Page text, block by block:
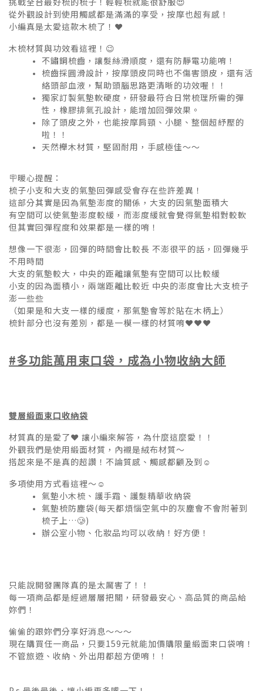
從外觀設計到使用觸感都是滿滿的享受，按摩也超有感！
小編真是太愛這款木梳了！❤️
木梳材質與功效看這裡！😉
不鏽鋼梳齒，讓髮絲滑順度，還有防靜電功能唷！
梳齒採圓滑設計，按摩頭皮同時也不傷害頭皮，還有活
絡頭部血液，幫助頭腦思路更清晰的功效喔！！
獨家訂製氣墊軟硬度，研發最符合日常梳理所需的彈
性，橡膠排氣孔設計，能增加回彈效果。
除了頭皮之外，也能按摩肩頸、小腿、整個超紓壓的
啦！！
天然櫸木材質，堅固耐用，手感極佳～～
🪧暖心提醒：
梳子小支和大支的氣墊回彈感受會存在些許差異！
這部分其實是因為氣墊澎度的關係，大支的因氣墊面積大
有空間可以使氣墊澎度較緩，而澎度緩就會覺得氣墊相對較軟
但其實回彈程度和效果都是一樣的唷！
想像一下很澎，回彈的時間會比較長 不澎很平的話，回彈幾乎
不用時間
大支的氣墊較大，中央的距離讓氣墊有空間可以比較緩
小支的因為面積小，兩端距離比較近 中央的澎度會比大支梳子
澎一些些
（如果是和大支一樣的緩度，那氣墊會等於貼在木柄上）
梳針部分也沒有差別，都是一模一樣的材質唷❤️❤️❤️
#多功能萬用束口袋，成為小物收納大師
雙層緞面束口收納袋
材質真的是愛了❤️ 讓小編來解答，為什麼這麼愛！！
外觀我們是使用緞面材質，內襯是絨布材質～
搭起來是不是真的超讚！不論質感、觸感都顧及到☺️
多項使用方式看這裡～☺️
氣墊小木梳、護手霜、護髮精華收納袋
氣墊梳防塵袋(每天都煩惱空氣中的灰塵會不會附著到
梳子上…🥲)
辦公室小物、化妝品均可以收納！好方便！
只能說開發團隊真的是太厲害了！！
每一項商品都是經過層層把關，研發最安心、高品質的商品給
妳們！
偷偷的跟妳們分享好消息～～～
現在購買任一商品，只要159元就能加價購限量緞面束口袋唷！
不管旅遊、收納、外出用都超方便唷！！